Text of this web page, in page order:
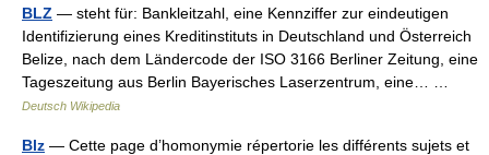
BLZ — steht für: Bankleitzahl, eine Kennziffer zur eindeutigen
Identifizierung eines Kreditinstituts in Deutschland und Österreich
Belize, nach dem Ländercode der ISO 3166 Berliner Zeitung, eine
Tageszeitung aus Berlin Bayerisches Laserzentrum, eine… …
Deutsch Wikipedia
Blz — Cette page d’homonymie répertorie les différents sujets et